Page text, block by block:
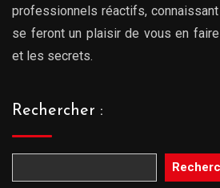
professionnels réactifs,
se feront un plaisir de vous en
et les secrets.
Rechercher :